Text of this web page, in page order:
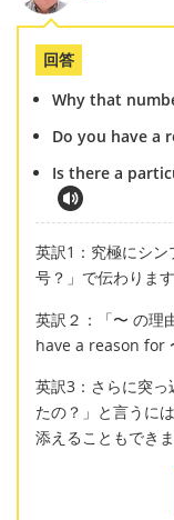
回答
Why that
Do you have a
Is there a
英訳1：究極にシ
号？」で伝わります
英訳２：「〜 の理
have a reason for
英訳3：さらに突
たの？」と言うに
添えることもでき